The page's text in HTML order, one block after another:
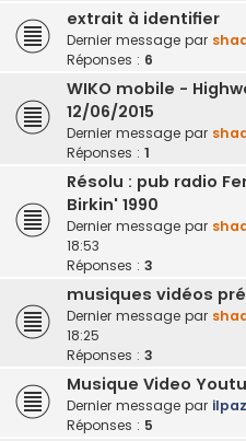
extrait à identifier
Dernier message par
Réponses : 6
WIKO mobile -
12/06/2015
Dernier message par
Réponses : 1
Résolu : pub radio
Birkin' 1990
Dernier message par
18:53
Réponses : 3
musiques vidéos
Dernier message par
18:25
Réponses : 3
Musique Video
Dernier message par
Réponses : 5